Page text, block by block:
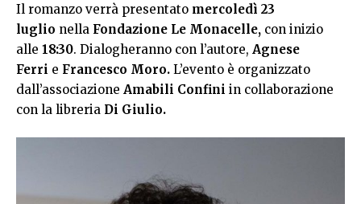
Il romanzo verrà presentato mercoledì 23
luglio nella Fondazione Le Monacelle, con inizio
alle 18:30. Dialogheranno con l’autore, Agnese
Ferri e Francesco Moro. L’evento è organizzato
dall’associazione Amabili Confini in collaborazione
con la libreria Di Giulio.